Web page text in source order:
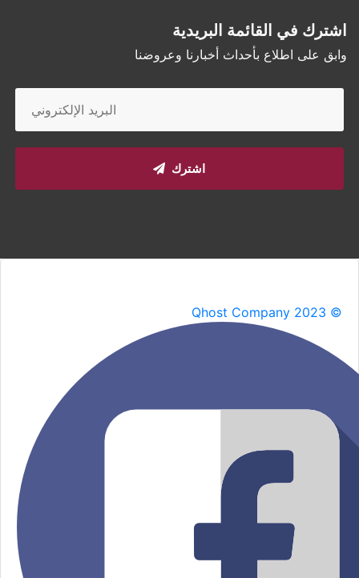
اشترك في القائمة البريدية
وابق على اطلاع بأحداث أخبارنا وعروضنا
اشترك
Qhost Company 2023 ©